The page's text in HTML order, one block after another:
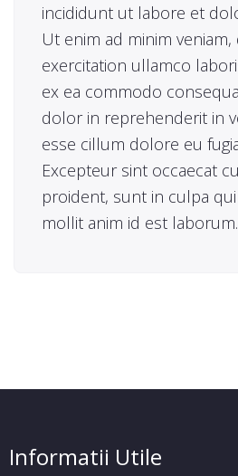
incididunt ut labore et
Ut enim ad minim
exercitation ullamco
ex ea commodo
dolor in reprehenderit in
esse cillum dolore eu
Excepteur sint occaecat
proident, sunt in culpa
mollit anim id est laborum.
Informatii Utile